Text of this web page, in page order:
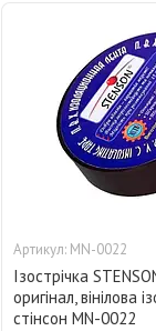
MN-0022
Ізострічка
оригінал, вінілова
стінсон MN-0022